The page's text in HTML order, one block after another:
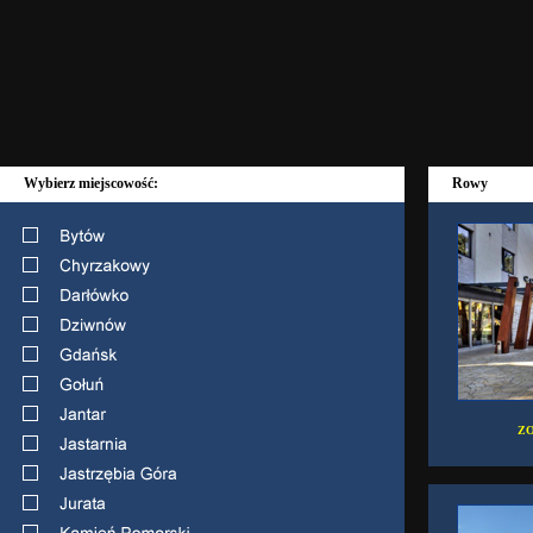
Wybierz miejscowość: Rowy